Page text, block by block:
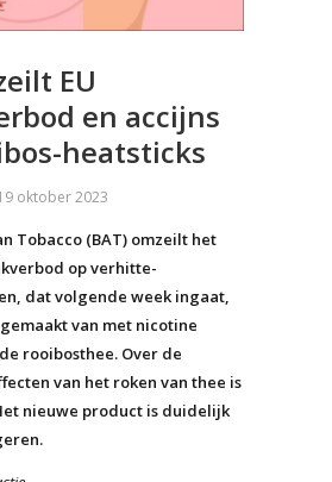
EU
en accijns
heatsticks
oktober 2023
Tobacco (BAT) omzeilt het
op verhitte-
dat volgende week ingaat,
van met nicotine
rooibosthee. Over de
van het roken van thee is
nieuwe product is duidelijk